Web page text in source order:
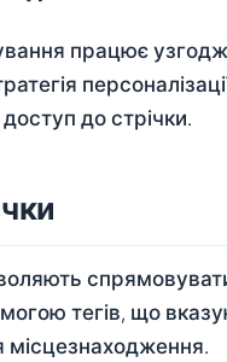
працює
до стрічки.
тегів, що
місцезнаходження.